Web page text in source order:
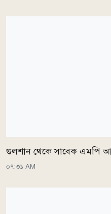
গুলশান থেকে সাবেক এমপি
০৭:৩১ AM